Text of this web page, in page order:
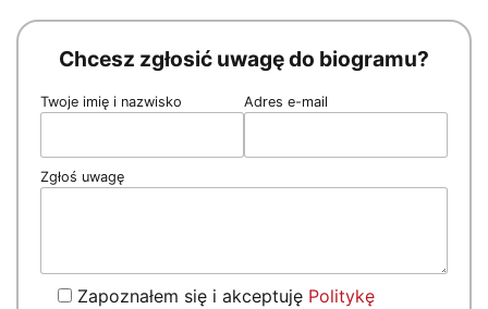
Chcesz zgłosić uwagę do biogramu?
Twoje imię i nazwisko Adres e-mail
Zgłoś uwagę
Zapoznałem się i akceptuję Politykę